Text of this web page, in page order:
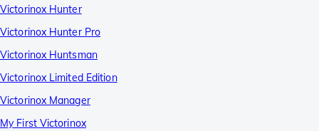
Victorinox Hunter
Victorinox Hunter Pro
Victorinox Huntsman
Victorinox Limited Edition
Victorinox Manager
My First Victorinox